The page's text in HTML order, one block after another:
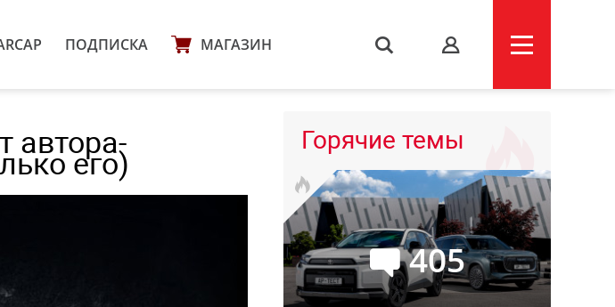
ПОДПИСКА МАГАЗИН s
автора-
его)
Горячие темы
405